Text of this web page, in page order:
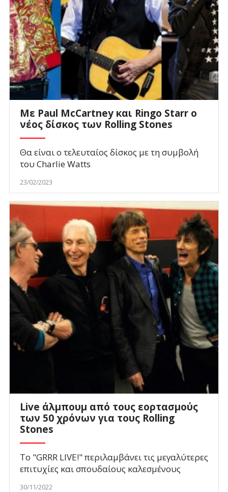
Με Paul McCartney και Ringo Starr o
νέος δίσκος των Rolling Stones
Θα είναι ο τελευταίος δίσκος με τη συμβολή
του Charlie Watts
23/02/2023
Live άλμπουμ από τους εορτασμούς
των 50 χρόνων για τους Rolling
Stones
Το "GRRR LIVE!" περιλαμβάνει τις μεγαλύτερες
επιτυχίες και σπουδαίους καλεσμένους
30/11/2022